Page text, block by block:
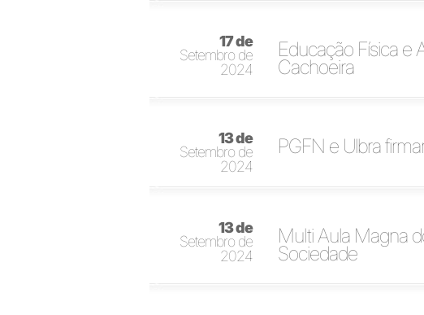
17 de
Setembro de
2024
Educação Física e
Cachoeira
13 de
Setembro de
2024
PGFN e Ulbra
13 de
Setembro de
2024
Multi Aula Magna
Sociedade